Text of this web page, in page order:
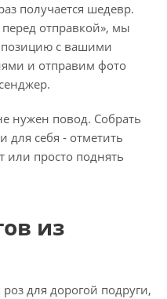
получается шедевр.
перед отправкой», мы
с вашими
и отправим фото
нужен повод. Собрать
для себя - отметить
просто поднять
из
для дорогой подруги,